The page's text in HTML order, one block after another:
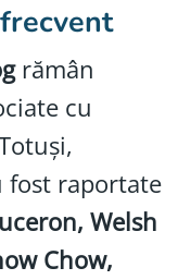
rămân
cu
fost raportate
Welsh
Chow,